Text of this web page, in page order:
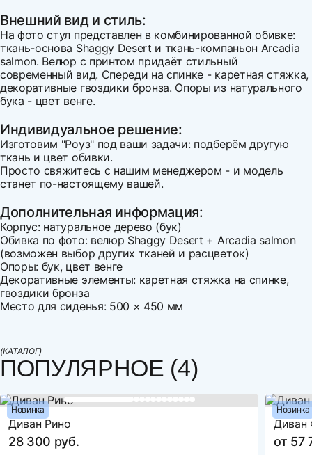
Внешний вид и стиль:
На фото стул представлен в комбинированной обивке:
ткань-основа Shaggy Desert и ткань-компаньон Arcadia
salmon. Велюр с принтом придаёт стильный
современный вид. Спереди на спинке - каретная стяжка,
декоративные гвоздики бронза. Опоры из натурального
бука - цвет венге.
Индивидуальное решение:
Изготовим "Роуз" под ваши задачи: подберём другую
ткань и цвет обивки.
Просто свяжитесь с нашим менеджером - и модель
станет по-настоящему вашей.
Дополнительная информация:
Корпус: натуральное дерево (бук)
Обивка по фото: велюр Shaggy Desert + Arcadia salmon
(возможен выбор других тканей и расцветок)
Опоры: бук, цвет венге
Декоративные элементы: каретная стяжка на спинке,
гвоздики бронза
Место для сиденья: 500 × 450 мм
Глубина
Механизм трансформации
Наполнение
ППУ ST стандартный
Бельевой ящик
нет
Декоративные подушки
нет
Оплата наличными
Оплата по счету
Оплата банковской картой
Рассрочка по картам Совесть и Халва
Оплата СБП
Оцените товар
(КАТАЛОГ)
ПОПУЛЯРНОЕ (4)
Новинка
Диван Рино
28 300 руб.
Новинка
Диван
от 57